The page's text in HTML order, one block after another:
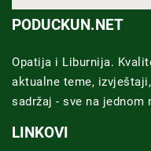
PODUCKUN.NET
Opatija i Liburnija.
aktualne teme,
sadržaj - sve na jednom
LINKOVI